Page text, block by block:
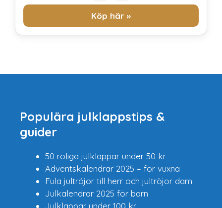
Köp här »
Populära julklappstips &
guider
50 roliga julklappar under 50 kr
Adventskalendrar 2025 – för vuxna
Fula jultröjor till herr och jultröjor dam
Julkalendrar 2025 för barn
Julklappar under 100 kr